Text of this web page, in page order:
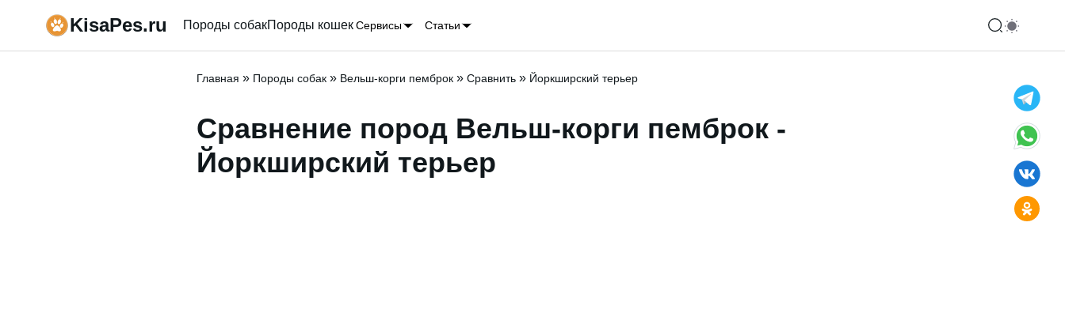
KisaPes.ru Породы собакПороды кошекСервисы Статьи
Главная » Породы собак » Вельш-корги пемброк » Сравнить » Йоркширский терьер
Сравнение пород Вельш-корги пемброк -
Йоркширский терьер